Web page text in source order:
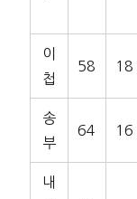
이
첩
58 18
송
부
64 16
내